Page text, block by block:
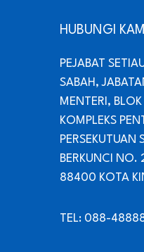
HUBUNGI KAMI
PEJABAT
SABAH,
MENTERI,
KOMPLEKS
PERSEKUTUAN
BERKUNCI
88400 KOTA
TEL: 088-